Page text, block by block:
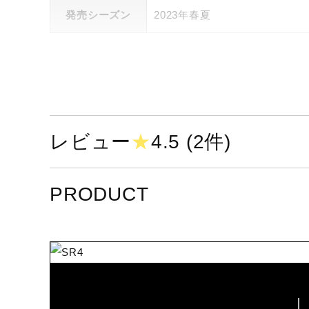
発売シーズン 2023年春夏
レビュー★4.5 (2件)
PRODUCT